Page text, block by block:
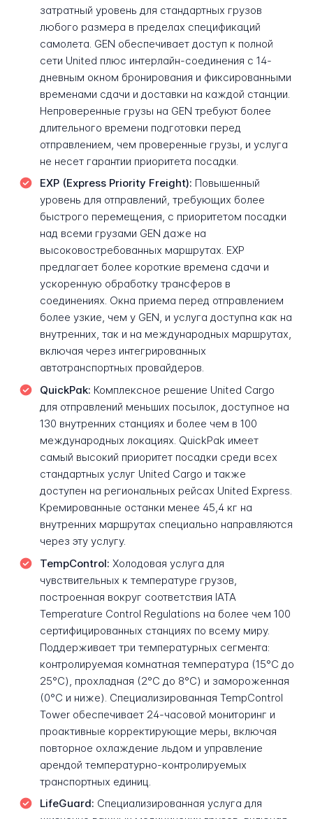
затратный уровень для стандартных грузов
любого размера в пределах спецификаций
самолета. GEN обеспечивает доступ к полной
сети United плюс интерлайн-соединения с 14-
дневным окном бронирования и фиксированными
временами сдачи и доставки на каждой станции.
Непроверенные грузы на GEN требуют более
длительного времени подготовки перед
отправлением, чем проверенные грузы, и услуга
не несет гарантии приоритета посадки.
EXP (Express Priority Freight): Повышенный
уровень для отправлений, требующих более
быстрого перемещения, с приоритетом посадки
над всеми грузами GEN даже на
высоковостребованных маршрутах. EXP
предлагает более короткие времена сдачи и
ускоренную обработку трансферов в
соединениях. Окна приема перед отправлением
более узкие, чем у GEN, и услуга доступна как на
внутренних, так и на международных маршрутах,
включая через интегрированных
автотранспортных провайдеров.
QuickPak: Комплексное решение United Cargo
для отправлений меньших посылок, доступное на
130 внутренних станциях и более чем в 100
международных локациях. QuickPak имеет
самый высокий приоритет посадки среди всех
стандартных услуг United Cargo и также
доступен на региональных рейсах United Express.
Кремированные останки менее 45,4 кг на
внутренних маршрутах специально направляются
через эту услугу.
TempControl: Холодовая услуга для
чувствительных к температуре грузов,
построенная вокруг соответствия IATA
Temperature Control Regulations на более чем 100
сертифицированных станциях по всему миру.
Поддерживает три температурных сегмента:
контролируемая комнатная температура (15°C до
25°C), прохладная (2°C до 8°C) и замороженная
(0°C и ниже). Специализированная TempControl
Tower обеспечивает 24-часовой мониторинг и
проактивные корректирующие меры, включая
повторное охлаждение льдом и управление
арендой температурно-контролируемых
транспортных единиц.
LifeGuard: Специализированная услуга для